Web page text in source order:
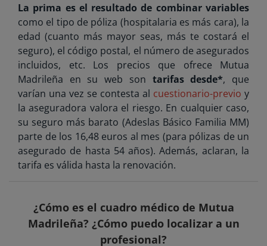
La prima es el resultado de combinar variables
como el tipo de póliza (hospitalaria es más cara), la
edad (cuanto más mayor seas, más te costará el
seguro), el código postal, el número de asegurados
incluidos, etc. Los precios que ofrece Mutua
Madrileña en su web son tarifas desde*, que
varían una vez se contesta al cuestionario-previo y
la aseguradora valora el riesgo. En cualquier caso,
su seguro más barato (Adeslas Básico Familia MM)
parte de los 16,48 euros al mes (para pólizas de un
asegurado de hasta 54 años). Además, aclaran, la
tarifa es válida hasta la renovación.
¿Cómo es el cuadro médico de Mutua
Madrileña? ¿Cómo puedo localizar a un
profesional?